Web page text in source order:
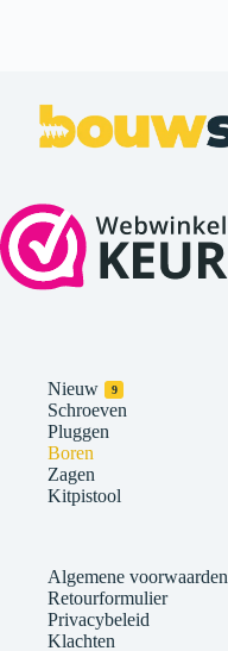
Nieuw 9
Schroeven
Pluggen
Boren
Zagen
Kitpistool
Algemene voorwaarden
Retourformulier
Privacybeleid
Klachten